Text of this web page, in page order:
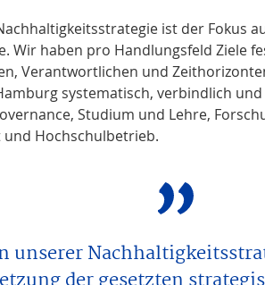
ist der Fokus
Wir haben pro Handlungsfeld Ziele
Verantwortlichen und
systematisch, verbindlich
Studium und Lehre,
Hochschulbetrieb.
unserer